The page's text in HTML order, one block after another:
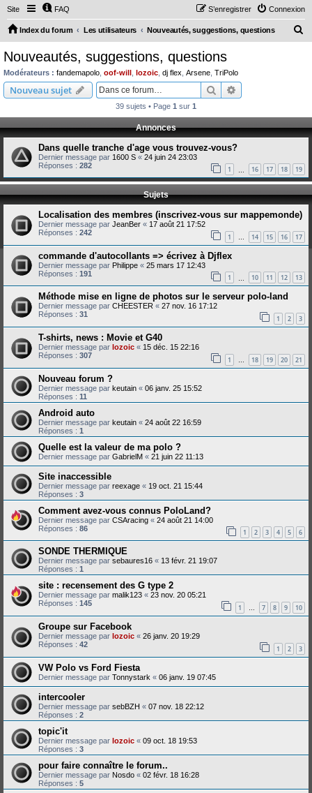
Site FAQ Connexion
S’enregistrer
Index du forum Les utilisateurs Nouveautés, suggestions, questions
c
e
r
Nouveautés, suggestions, questions
Modérateurs : fandemapolo oof-will lozoic dj flex Arsene TriPolo
Nouveau sujet Rechercher
39 sujets • Page 1 sur 1
Annonces
Dans quelle tranche d'age vous trouvez-vous?
Dernier message par 1600 S « 24 juin 24 23:03
Réponses : 282 1 16 17 18 19
Sujets
Localisation des membres (inscrivez-vous sur mappemonde)
Dernier message par JeanBer « 17 août 21 17:52
Réponses : 242 1 … 14 15 16 17
commande d'autocollants => écrivez à Djflex
Dernier message par Philippe « 25 mars 17 12:43
Réponses : 191 1 10 11 12 13
Méthode mise en ligne de photos sur le serveur polo-land
Dernier message par CHEESTER « 27 nov. 16 17:12
Réponses : 31 1 2 3
T-shirts, news : Movie et G40
Dernier message par lozoic « 15 déc. 15 22:16
Réponses : 307 1 … 18 19 20 21
Nouveau forum ?
Dernier message par keutain « 06 janv. 25 15:52
Réponses : 11
Android auto
Dernier message par keutain « 24 août 22 16:59
Réponses : 1
Quelle est la valeur de ma polo ?
Dernier message par GabrielM « 21 juin 22 11:13
Site inaccessible
Dernier message par reexage « 19 oct. 21 15:44
Réponses : 3
Comment avez-vous connus PoloLand?
Dernier message par CSAracing « 24 août 21 14:00
Réponses : 86 1 2 3 4 5 6
SONDE THERMIQUE
Dernier message par sebaures16 « 13 févr. 21 19:07
Réponses : 1
site : recensement des G type 2
Dernier message par malik123 « 23 nov. 20 05:21
Réponses : 145 1 … 7 8 9 10
Groupe sur Facebook
Dernier message par lozoic « 26 janv. 20 19:29
Réponses : 42 1 2 3
VW Polo vs Ford Fiesta
Dernier message par Tonnystark « 06 janv. 19 07:45
intercooler
Dernier message par sebBZH « 07 nov. 18 22:12
Réponses : 2
topic'it
Dernier message par lozoic « 09 oct. 18 19:53
Réponses : 3
pour faire connaître le forum..
Dernier message par Nosdo « 02 févr. 18 16:28
Réponses : 5